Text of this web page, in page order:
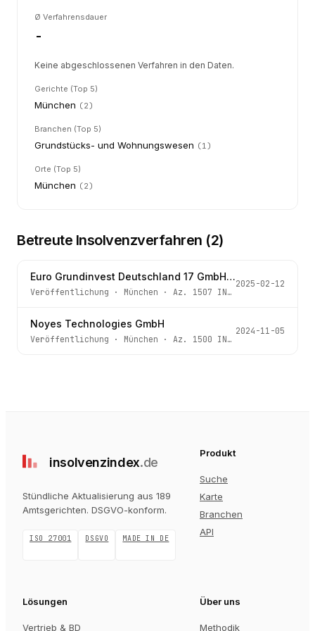
Ø Verfahrensdauer
-
Keine abgeschlossenen Verfahren in den Daten.
Gerichte (Top 5)
München (2)
Branchen (Top 5)
Grundstücks- und Wohnungswesen (1)
Orte (Top 5)
München (2)
Betreute Insolvenzverfahren (2)
Euro Grundinvest Deutschland 17 GmbH & Co. KG
Veröffentlichung · München · Az. 1507 IN 2740/18
2025-02-12
Noyes Technologies GmbH
Veröffentlichung · München · Az. 1500 IN 3365/23
2024-11-05
insolvenzindex.de
Stündliche Aktualisierung aus 189
Amtsgerichten. DSGVO-konform.
ISO 27001 DSGVO MADE IN DE
Produkt
Suche
Karte
Branchen
API
Lösungen
Vertrieb & BD
Über uns
Methodik